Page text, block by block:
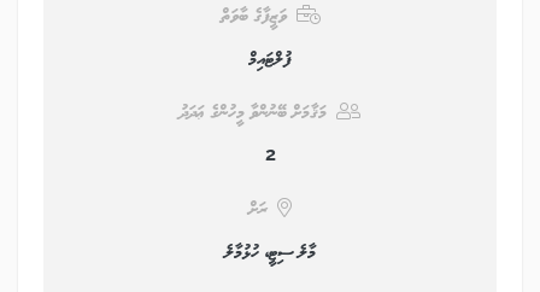
ވަޒީފާގެ ބާވަތް
ފުލްޓައިމް
މަޤާމަށް ބޭނުންވާ މީހުންގެ ޢަދަދު
2
ރަށް
މާލެ ސިޓީ، ހުޅުމާލެ